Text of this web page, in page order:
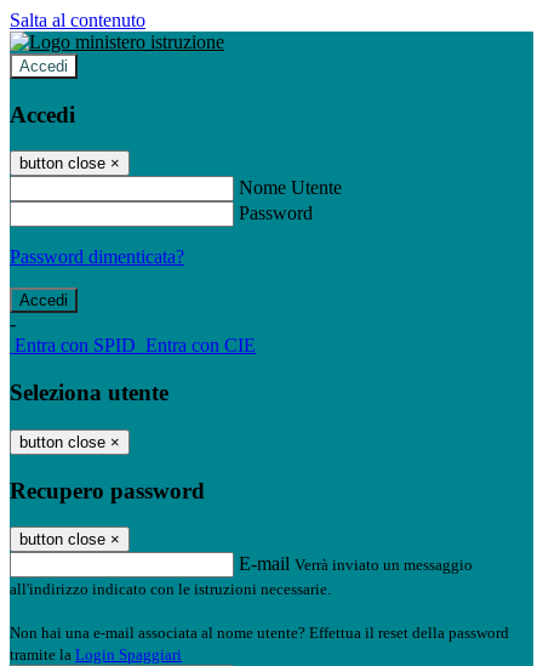
Salta al contenuto
Accedi
Accedi
button close ×
Nome Utente
Password
Password dimenticata?
-
Entra con SPID Entra con CIE
Seleziona utente
button close ×
Recupero password
button close ×
E-mail Verrà inviato un messaggio
all'indirizzo indicato con le istruzioni necessarie.
Non hai una e-mail associata al nome utente? Effettua il reset della password
tramite la Login Spaggiari